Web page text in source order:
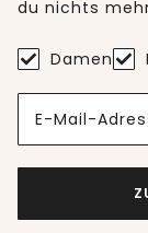
du nichts
Damen
E-Mail-